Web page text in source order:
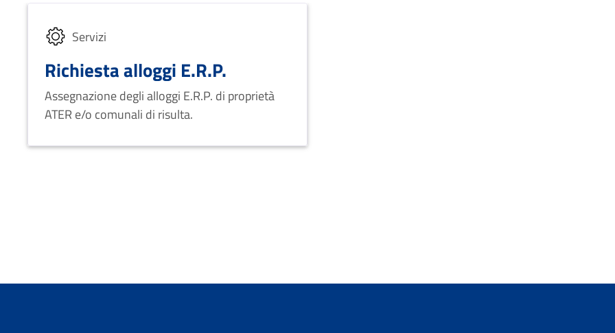
Servizi
Richiesta alloggi E.R.P.
Assegnazione degli alloggi E.R.P. di proprietà
ATER e/o comunali di risulta.